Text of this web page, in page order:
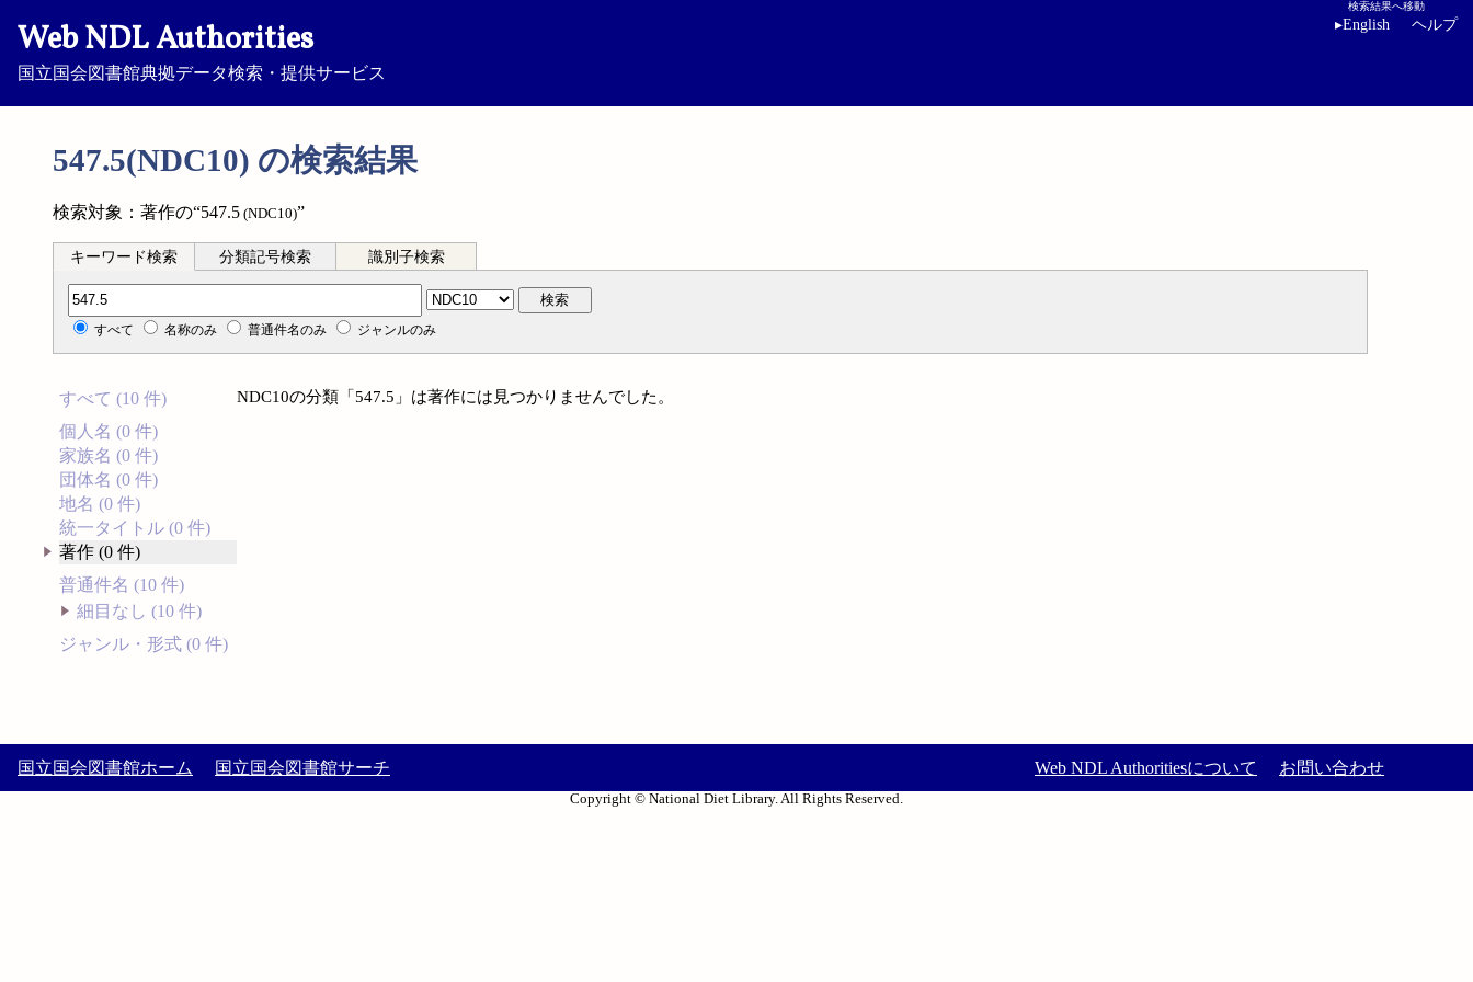
Web NDL Authorities
国立国会図書館典拠データ検索・提供サービス
検索結果へ移動
▸English ヘルプ
547.5(NDC10) の検索結果
検索対象：著作の“547.5 (NDC10)”
キーワード検索 分類記号検索 識別子検索
分類記号検索 検索
すべて 名称のみ 普通件名のみ ジャンルのみ
すべて (10 件)
個人名 (0 件)
家族名 (0 件)
団体名 (0 件)
地名 (0 件)
統一タイトル (0 件)
著作 (0 件)
普通件名 (10 件)
細目なし (10 件)
ジャンル・形式 (0 件)
NDC10の分類「547.5」は著作には見つかりませんでした。
国立国会図書館ホーム 国立国会図書館サーチ Web NDL Authoritiesについて お問い合わせ
Copyright © National Diet Library. All Rights Reserved.